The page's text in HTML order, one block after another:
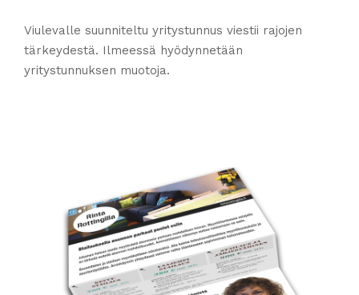
Viulevalle suunniteltu yritystunnus viestii rajojen
tärkeydestä. Ilmeessä hyödynnetään
yritystunnuksen muotoja.